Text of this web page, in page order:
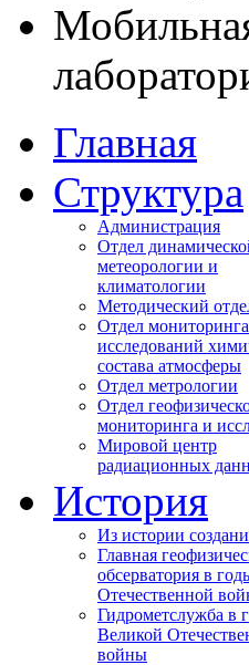
Главная
Структура
Администрация
Отдел
метеорологии и
климатологии
Методический
Отдел
исследований
состава атмосферы
Отдел метрологии
Отдел
мониторинга и
Мировой центр
радиационных
История
Из истории
Главная
обсерватория в
Отечественной
Гидрометслужба в
Великой
войны